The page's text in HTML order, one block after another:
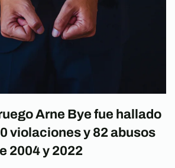
Arne Bye fue hallado
violaciones y 82 abusos
2004 y 2022